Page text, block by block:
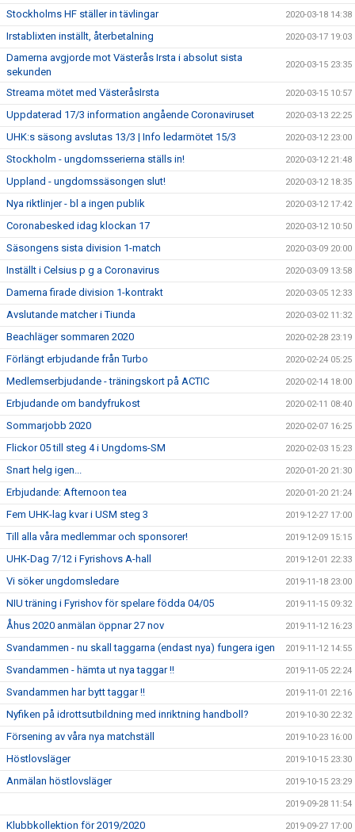
Stockholms HF ställer in tävlingar 2020-03-18 14:38
Irstablixten inställt, återbetalning 2020-03-17 19:03
Damerna avgjorde mot Västerås Irsta i absolut sista
sekunden
2020-03-15 23:35
Streama mötet med VästeråsIrsta 2020-03-15 10:57
Uppdaterad 17/3 information angående Coronaviruset 2020-03-13 22:25
UHK:s säsong avslutas 13/3 | Info ledarmötet 15/3 2020-03-12 23:00
Stockholm - ungdomsserierna ställs in! 2020-03-12 21:48
Uppland - ungdomssäsongen slut! 2020-03-12 18:35
Nya riktlinjer - bl a ingen publik 2020-03-12 17:42
Coronabesked idag klockan 17 2020-03-12 10:50
Säsongens sista division 1-match 2020-03-09 20:00
Inställt i Celsius p g a Coronavirus 2020-03-09 13:58
Damerna firade division 1-kontrakt 2020-03-05 12:33
Avslutande matcher i Tiunda 2020-03-02 11:32
Beachläger sommaren 2020 2020-02-28 23:19
Förlängt erbjudande från Turbo 2020-02-24 05:25
Medlemserbjudande - träningskort på ACTIC 2020-02-14 18:00
Erbjudande om bandyfrukost 2020-02-11 08:40
Sommarjobb 2020 2020-02-07 16:25
Flickor 05 till steg 4 i Ungdoms-SM 2020-02-03 15:23
Snart helg igen... 2020-01-20 21:30
Erbjudande: Afternoon tea 2020-01-20 21:24
Fem UHK-lag kvar i USM steg 3 2019-12-27 17:00
Till alla våra medlemmar och sponsorer! 2019-12-09 15:15
UHK-Dag 7/12 i Fyrishovs A-hall 2019-12-01 22:33
Vi söker ungdomsledare 2019-11-18 23:00
NIU träning i Fyrishov för spelare födda 04/05 2019-11-15 09:32
Åhus 2020 anmälan öppnar 27 nov 2019-11-12 16:23
Svandammen - nu skall taggarna (endast nya) fungera igen 2019-11-12 14:55
Svandammen - hämta ut nya taggar !! 2019-11-05 22:24
Svandammen har bytt taggar !! 2019-11-01 22:16
Nyfiken på idrottsutbildning med inriktning handboll? 2019-10-30 22:32
Försening av våra nya matchställ 2019-10-23 16:00
Höstlovsläger 2019-10-15 23:30
Anmälan höstlovsläger 2019-10-15 23:29
2019-09-28 11:54
Klubbkollektion för 2019/2020 2019-09-27 17:00